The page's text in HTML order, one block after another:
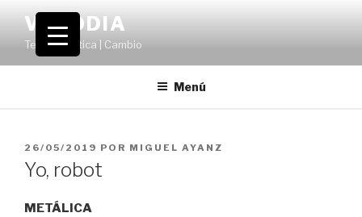
contenido
VOLODIA
Teatro | Crítica | Cambio
Menú
PUBLICADO
EL
26/05/2019 POR MIGUEL AYANZ
Yo, robot
METÁLICA